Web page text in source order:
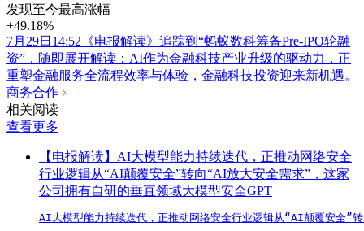
发现至今最高涨幅
+49.18%
7月29日14:52《电报解读》追踪到“蚂蚁数科筹备Pre-IPO轮融
资”，随即展开解读：AI作为金融科技产业升级的驱动力，正
重塑金融服务全流程效率与体验，金融科技投资迎来新机遇。
商务合作
相关阅读
查看更多
【电报解读】AI大模型能力持续迭代，正推动网络安全
行业逻辑从“AI颠覆安全”转向“AI放大安全需求”，这家
公司拥有自研的垂直领域大模型安全GPT
AI大模型能力持续迭代，正推动网络安全行业逻辑从“AI颠覆安全”